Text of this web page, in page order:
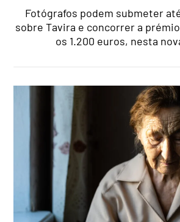
Fotógrafos podem submeter
sobre Tavira e concorrer a
os 1.200 euros, nesta